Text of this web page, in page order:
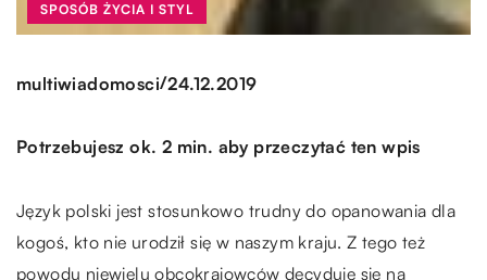
SPOSÓB ŻYCIA I STYL
multiwiadomosci/24.12.2019
Potrzebujesz ok. 2 min. aby przeczytać ten wpis
Język polski jest stosunkowo trudny do opanowania dla
kogoś, kto nie urodził się w naszym kraju. Z tego też
powodu niewielu obcokrajowców decyduje się na